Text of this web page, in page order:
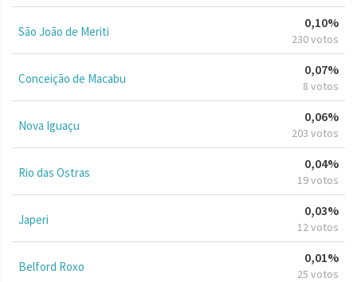
São João de Meriti
0,10%
230 votos
Conceição de Macabu
0,07%
8 votos
Nova Iguaçu
0,06%
203 votos
Rio das Ostras
0,04%
19 votos
Japeri
0,03%
12 votos
Belford Roxo
0,01%
25 votos